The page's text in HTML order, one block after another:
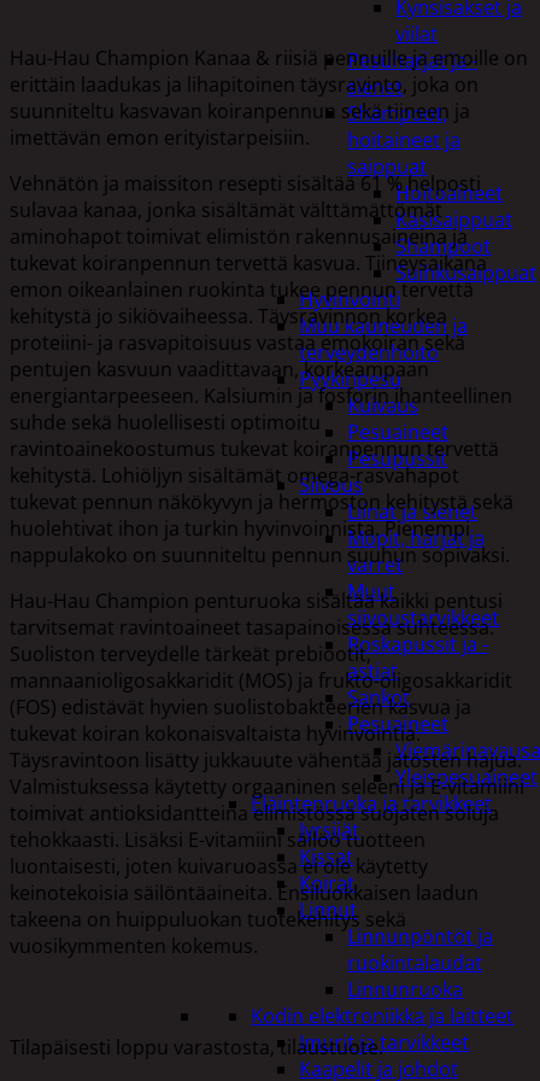
Kynsisakset ja
viilat
Pesuharjat ja -
sienet
Shampoot,
hoitaineet ja
saippuat
Hoitoaineet
Käsisaippuat
Shampoot
Suihkusaippuat
Hyvinvointi
Muu kauneuden ja
terveydenhoito
Pyykinpesu
Kuivaus
Pesuaineet
Pesupussit
Siivous
Liinat ja sienet
Mopit, harjat ja
varret
Muut
siivoustarvikkeet
Roskapussit ja -
astiat
Sankot
Pesuaineet
Yleispesuaineet
Eläintenruoka ja tarvikkeet
Jyrsijät
Kissat
Koirat
Linnut
Linnunpöntöt ja
ruokintalaudat
Linnunruoka
Kodin elektroniikka ja laitteet
Imurit ja tarvikkeet
Kaapelit ja johdot
Hau-Hau Champion Kanaa & riisiä pennuille ja emoille on
erittäin laadukas ja lihapitoinen täysravinto, joka on
suunniteltu kasvavan koiranpennun sekä tiineen ja
imettävän emon erityistarpeisiin.
Vehnätön ja maissiton resepti sisältää 61 % helposti
sulavaa kanaa, jonka sisältämät välttämättömät
aminohapot toimivat elimistön rakennusaineina ja
tukevat koiranpennun tervettä kasvua. Tiineysaikana
emon oikeanlainen ruokinta tukee pennun tervettä
kehitystä jo sikiövaiheessa. Täysravinnon korkea
proteiini- ja rasvapitoisuus vastaa emokoiran sekä
pentujen kasvuun vaadittavaan, korkeampaan
energiantarpeeseen. Kalsiumin ja fosforin ihanteellinen
suhde sekä huolellisesti optimoitu
ravintoainekoostumus tukevat koiranpennun tervettä
kehitystä. Lohiöljyn sisältämät omega-rasvahapot
tukevat pennun näkökyvyn ja hermoston kehitystä sekä
huolehtivat ihon ja turkin hyvinvoinnista. Pienempi
nappulakoko on suunniteltu pennun suuhun sopivaksi.
Hau-Hau Champion penturuoka sisältää kaikki pentusi
tarvitsemat ravintoaineet tasapainoisessa suhteessa.
Suoliston terveydelle tärkeät prebiootit,
mannaanioligosakkaridit (MOS) ja frukto-oligosakkaridit
(FOS) edistävät hyvien suolistobakteerien kasvua ja
tukevat koiran kokonaisvaltaista hyvinvointia.
Täysravintoon lisätty jukkauute vähentää jätösten hajua.
Valmistuksessa käytetty orgaaninen seleeni ja E-vitamiini
toimivat antioksidantteina elimistössä suojaten soluja
tehokkaasti. Lisäksi E-vitamiini säilöö tuotteen
luontaisesti, joten kuivaruoassa ei ole käytetty
keinotekoisia säilöntäaineita. Ensiluokkaisen laadun
takeena on huippuluokan tuotekehitys sekä
vuosikymmenten kokemus.
Tilapäisesti loppu varastosta, tilaustuote.